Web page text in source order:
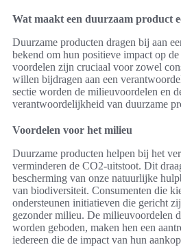
Wat maakt een duurzaam product
Duurzame producten dragen bij aan
bekend om hun positieve impact op
voordelen zijn cruciaal voor zowel
willen bijdragen aan een
sectie worden de milieuvoordelen en
verantwoordelijkheid van duurzame
Voordelen voor het milieu
Duurzame producten helpen bij het
verminderen de CO2-uitstoot. Dit
bescherming van onze natuurlijke
van biodiversiteit. Consumenten die
ondersteunen initiatieven die gericht
gezonder milieu. De milieuvoordelen
worden geboden, maken hen een
iedereen die de impact van hun